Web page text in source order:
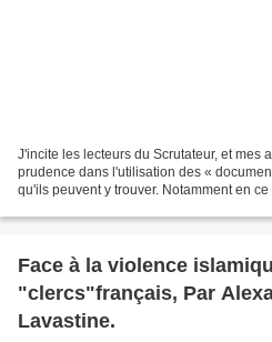
J'incite les lecteurs du Scrutateur, et mes
prudence dans l'utilisation des «
qu'ils peuvent y trouver. Notamment en
Face à la violence
"clercs"français, Par
Lavastine.